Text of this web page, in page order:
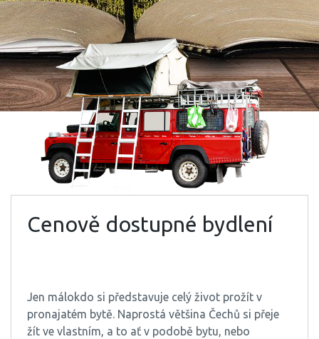
Cenově dostupné bydlení
Jen málokdo si představuje celý život prožít v
pronajatém bytě. Naprostá většina Čechů si přeje
žít ve vlastním, a to ať v podobě bytu, nebo